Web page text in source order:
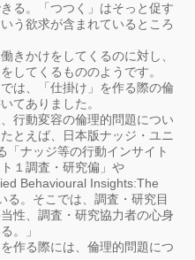
る。「つつく」はそっと促す
う欲求が含まれているところ
かけをしてくるのに対し、
してくるもののようです。
は、「仕掛け」を作る際の倫
てありました。
行動変容の倫理的問題につい
とえば、日本版ナッジ・ユニ
「ナッジ等の行動インサイト
１調査・研究偏」や
Behavioural Insights:The
る。そこでは、調査・研究目
性、調査・研究協力者の心身
。」
る際には、倫理的問題につ